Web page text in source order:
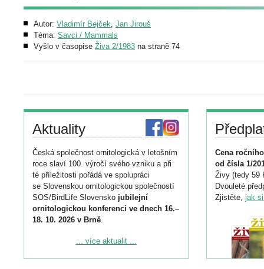
Autor: Vladimír Bejček, Jan Jirouš
Téma: Savci / Mammals
Vyšlo v časopise Živa 2/1983 na straně 74
Aktuality
Česká společnost ornitologická v letošním
roce slaví 100. výročí svého vzniku a při
té příležitosti pořádá ve spolupráci
se Slovenskou ornitologickou společností
SOS/BirdLife Slovensko jubilejní
ornitologickou konferenci ve dnech 16.–
18. 10. 2026 v Brně.
Podrobnější informace ke konferenci
... více aktualit ...
Cena
od čísla 1/
Živy (tedy 59
Dvouleté
Zjistěte, jak